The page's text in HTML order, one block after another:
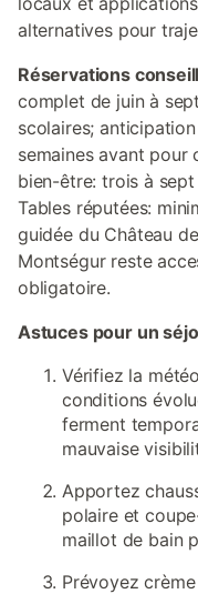
alternatives pour
Réservations
complet de juin à
scolaires;
semaines avant pour
bien-être: trois à
Tables réputées:
guidée du Château
Montségur reste
obligatoire.
Astuces pour un
Vérifiez la
conditions
ferment
mauvaise
Apportez
polaire et
maillot de bain
Prévoyez